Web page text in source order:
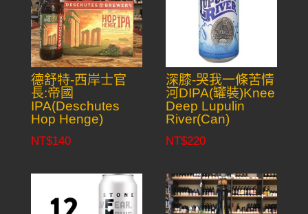
德舒特-西岸士官
長:帝國
IPA(Deschutes
Hop Henge)
NT$140
深膝-哭我一條苦情
河DIPA(罐裝)Knee
Deep Lupulin
River(Can)
NT$220